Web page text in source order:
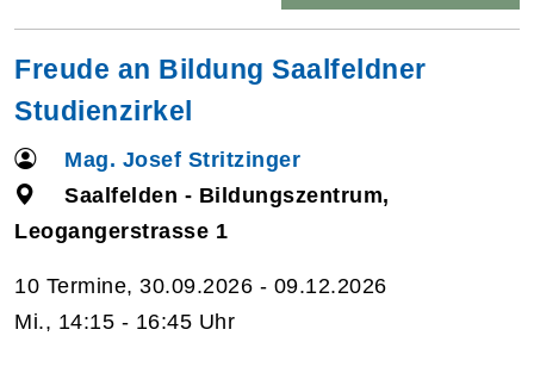
Freude an Bildung Saalfeldner
Studienzirkel
Mag. Josef Stritzinger
Saalfelden - Bildungszentrum,
Leogangerstrasse 1
10 Termine, 30.09.2026 - 09.12.2026
Mi., 14:15 - 16:45 Uhr